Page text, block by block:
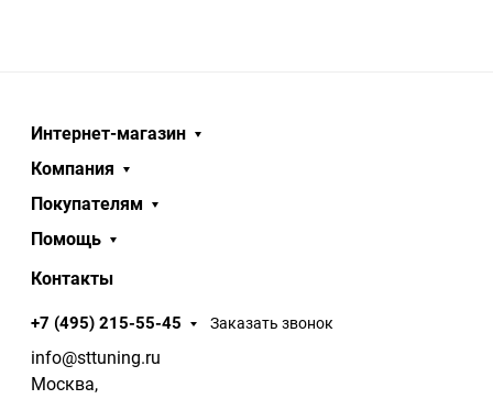
Интернет-магазин
Компания
Покупателям
Помощь
Контакты
+7 (495) 215-55-45 Заказать звонок
info@sttuning.ru
Москва,